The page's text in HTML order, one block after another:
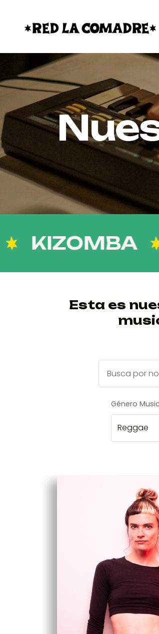
Esta es
Género